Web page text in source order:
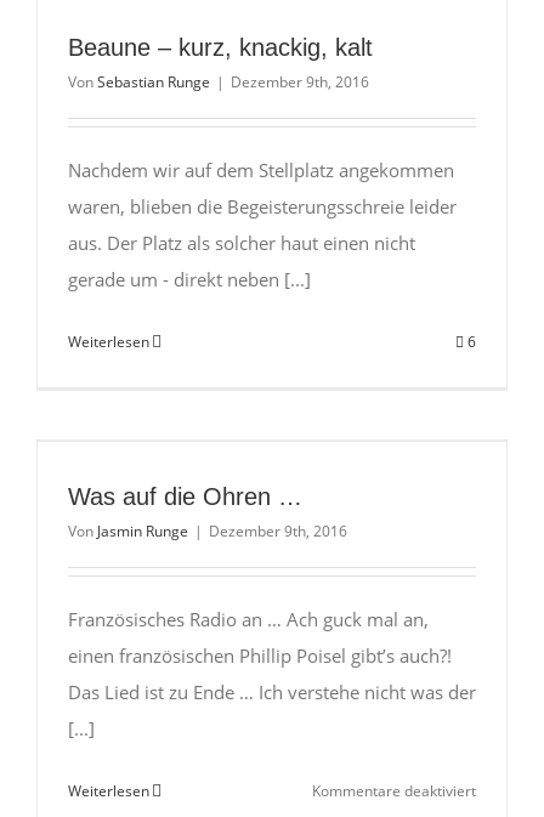
Beaune – kurz, knackig, kalt
VonSebastian Runge | Dezember 9th, 2016
Nachdem wir auf dem Stellplatz angekommen
waren, blieben die Begeisterungsschreie leider
aus. Der Platz als solcher haut einen nicht
gerade um - direkt neben [...]
Weiterlesen 6
Was auf die Ohren …
Von Jasmin Runge | Dezember 9th, 2016
Französisches Radio an … Ach guck mal an,
einen französischen Phillip Poisel gibt’s auch?!
Das Lied ist zu Ende … Ich verstehe nicht was der
[...]
Weiterlesen Kommentare deaktiviertfür